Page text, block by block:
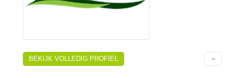
BEKIJK VOLLEDIG PROFIEL